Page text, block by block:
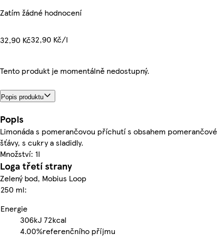
Zatím žádné hodnocení
32,90 Kč32,90 Kč/l
Tento produkt je momentálně nedostupný.
Popis produktu
Popis
Limonáda s pomerančovou příchutí s obsahem pomerančové
šťávy, s cukry a sladidly.
Množství: 1l
Loga třetí strany
Zelený bod, Mobius Loop
250 ml:
Energie
306kJ 72kcal
4.00%referenčního příjmu